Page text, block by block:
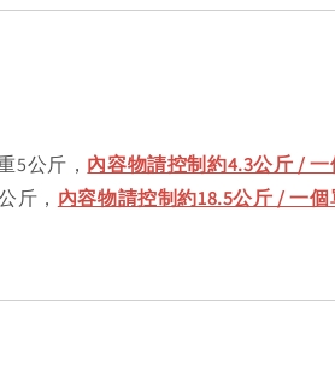
5公斤， 內容物請控制約4.3公斤 /
斤， 內容物請控制約18.5公斤 / 一個